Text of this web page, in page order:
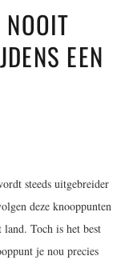
EEN
steeds uitgebreider
deze knooppunten
land. Toch is het best
je nou precies